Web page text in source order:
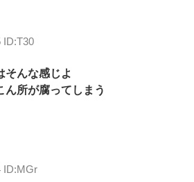
ID:T30
んな感じよ
ん所が腐ってしまう
ID:MGr